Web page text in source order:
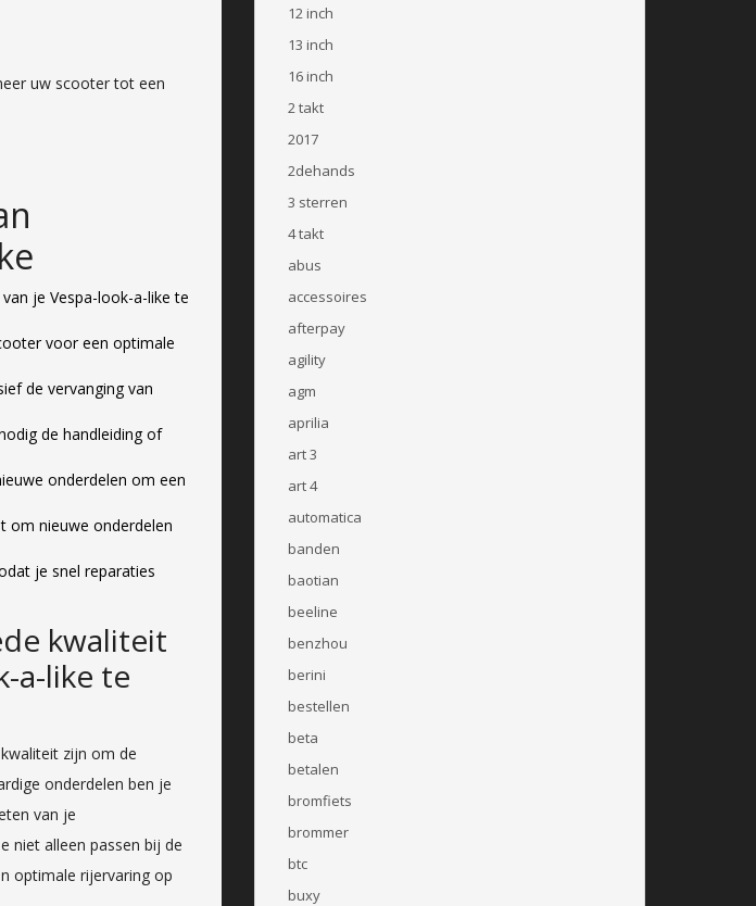
uw scooter tot een
je Vespa-look-a-like te
voor een optimale
de vervanging van
de handleiding of
onderdelen om een
om nieuwe onderdelen
je snel reparaties
kwaliteit
a-like te
zijn om de
onderdelen ben je
van je
niet alleen passen bij de
optimale rijervaring op
12 inch
13 inch
16 inch
2 takt
2017
2dehands
3 sterren
4 takt
abus
accessoires
afterpay
agility
agm
aprilia
art 3
art 4
automatica
banden
baotian
beeline
benzhou
berini
bestellen
beta
betalen
bromfiets
brommer
btc
buxy